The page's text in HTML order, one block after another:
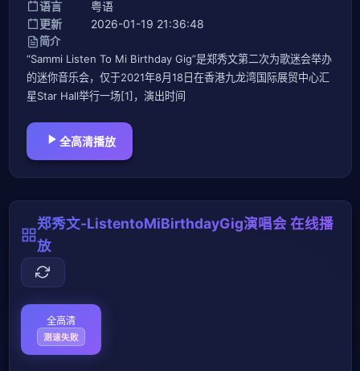
语言
粤语
更新
2026-01-19 21:36:48
简介
“Sammi Listen To Mi Birthday Gig”是郑秀文第二次为歌迷会举办
的迷你音乐会，仅于2021年8月18日在香港九龙湾国际展贸中心汇
星Star Hall举行一场[1]，演出时间
全高清播放
郑秀文-ListentoMiBirthdayGig演唱会 在线播
放
全高清
测速失败